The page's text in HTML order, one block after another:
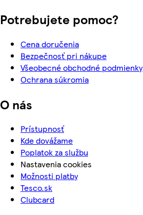
Potrebujete pomoc?
Cena doručenia
Bezpečnosť pri nákupe
Všeobecné obchodné podmienky
Ochrana súkromia
O nás
Prístupnosť
Kde dovážame
Poplatok za službu
Nastavenia cookies
Možnosti platby
Tesco.sk
Clubcard